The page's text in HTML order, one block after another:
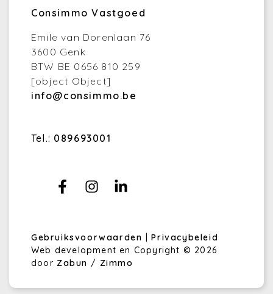
Consimmo Vastgoed
Emile van Dorenlaan 76
3600 Genk
BTW BE 0656 810 259
[object Object]
info@consimmo.be
Tel.: 089693001
Gebruiksvoorwaarden |Privacybeleid
Web development en Copyright © 2026
door Zabun / Zimmo